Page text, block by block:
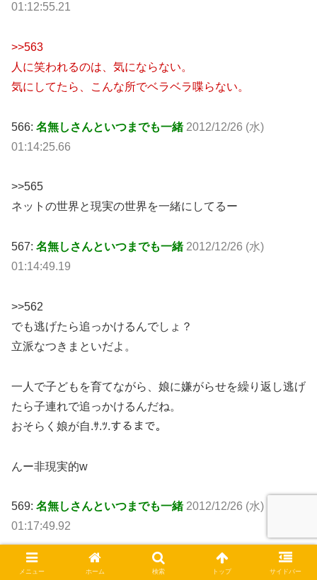
01:12:55.21
>>563
人に笑われるのは、気にならない。
気にしてたら、こんな所でベラベラ喋らない。
566: 名無しさんといつまでも一緒 2012/12/26 (水)
01:14:25.66
>>565
ネットの世界と現実の世界を一緒にしてるー
567: 名無しさんといつまでも一緒 2012/12/26 (水)
01:14:49.19
>>562
でも逃げたら追っかけるんでしょ？
立派なつきまといだよ。
一人で子どもを育てながら、娘に嫌がらせを繰り返し逃げ
たら子連れで追っかけるんだね。
おそらく娘が自.ｻ.ﾂ.するまで。
んー非現実的w
569: 名無しさんといつまでも一緒2012/12/26 (水)
01:17:49.92
>>566
メニュー ホーム 検索 トップ サイドバー